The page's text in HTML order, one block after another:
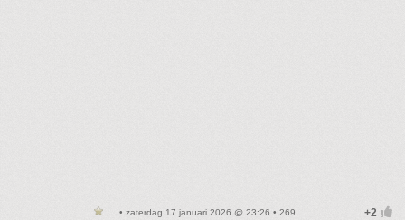
• zaterdag 17 januari 2026 @ 23:26 • 269